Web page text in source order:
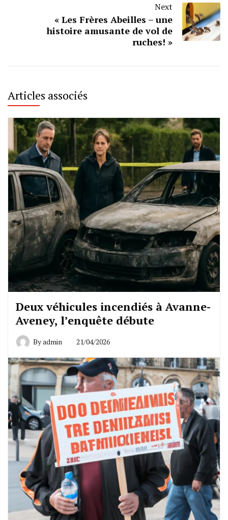
Next
« Les Frères Abeilles – une
histoire amusante de vol de
ruches! »
Articles associés
Deux véhicules incendiés à Avanne-
Aveney, l’enquête débute
Byadmin 21/04/2026